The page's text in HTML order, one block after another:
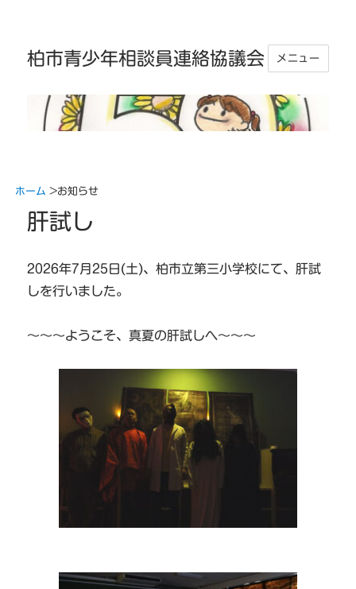
柏市青少年相談員連絡協議会 メニュー
ホーム >お知らせ
肝試し
2026年7月25日(土)、柏市立第三小学校にて、肝試
しを行いました。
～～～ようこそ、真夏の肝試しへ～～～